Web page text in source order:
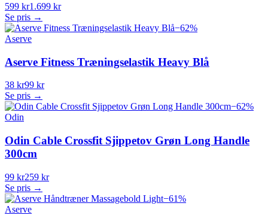
599 kr1.699 kr
Se pris →
−62%
Aserve
Aserve Fitness Træningselastik Heavy Blå
38 kr99 kr
Se pris →
−62%
Odin
Odin Cable Crossfit Sjippetov Grøn Long Handle
300cm
99 kr259 kr
Se pris →
−61%
Aserve